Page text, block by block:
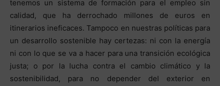
tenemos un sistema de formación para el empleo sin
calidad, que ha derrochado millones de euros en
itinerarios ineficaces. Tampoco en nuestras políticas para
un desarrollo sostenible hay certezas: ni con la energía
ni con lo que se va a hacer para una transición ecológica
justa; o por la lucha contra el cambio climático y la
sostenibilidad, para no depender del exterior en